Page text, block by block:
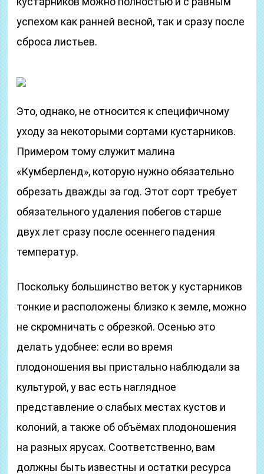
успехом как ранней весной, так и сразу после
сброса листьев.
Это, однако, не относится к специфичному
уходу за некоторыми сортами кустарников.
Примером тому служит малина
«Кумберленд», которую нужно обязательно
обрезать дважды за год. Этот сорт требует
обязательного удаления побегов старше
двух лет сразу после осеннего падения
температур.
Поскольку большинство веток у кустарников
тонкие и расположены близко к земле, можно
не скромничать с обрезкой. Осенью это
делать удобнее: если во время
плодоношения вы пристально наблюдали за
культурой, у вас есть наглядное
представление о слабых местах кустов и
колоний, а также об объёмах плодоношения
на разных ярусах. Соответственно, вам
должны быть известны и остатки ресурса